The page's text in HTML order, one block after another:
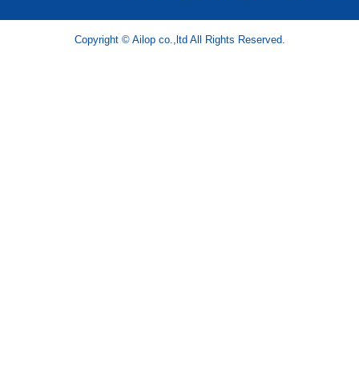
Copyright © Ailop co.,ltd All Rights Reserved.